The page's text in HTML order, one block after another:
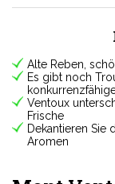
Alte Reben,
Es gibt noch
Ventoux
Frische
Dekantieren Sie
Aromen